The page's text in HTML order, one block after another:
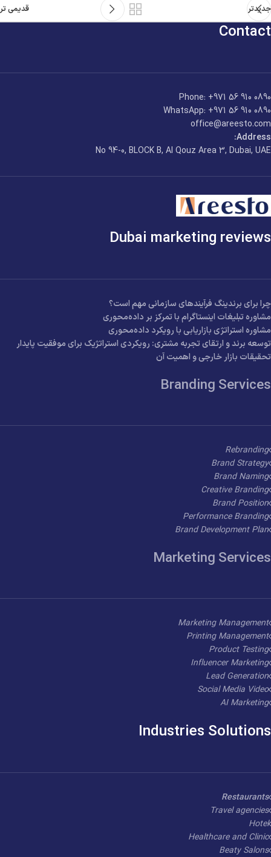
جدیدتر قدیمی تر
Contact
Phone: +971 56 910 0890
WhatsApp: +971 56 910 0890
office@areesto.com
Address:
No 94-0, BLOCK B, Al Qouz Area 3, Dubai, UAE
Dubai marketing reviews
چرا برای برندینگ فرآیندهای سازمانی مهم است؟
مشاوره تبلیغات اینستاگرام با تمرکز بر داده‌محوری
مشاوره استراتژی بازاریابی با رویکرد داده‌محوری
توسعه برند و ارتقای تجربه مشتری: رویکردی استراتژیک برای موفقیت پایدار
تحقیقات بازار خارجی و اهمیت آن
Branding Services
Rebranding
Brand Strategy
Brand Naming
Creative Branding
Brand Position
Performance Branding
Brand Development Plan
Marketing Services
Marketing Management
Printing Management
Product Testing
Influencer Marketing
Lead Generation
Social Media Video
AI Marketing
Industries Solutions
Restaurants
Travel agencies
Hotel
Healthcare and Clinic
Beaty Salons